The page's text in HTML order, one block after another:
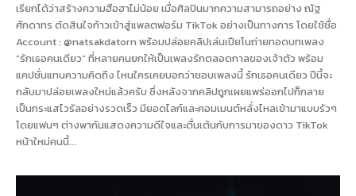
เรียกได้ว่าสร้างความฮือฮาไม่น้อย เมื่อศิลปินมากความสามารถอย่าง ณัฐ
ศักดาทร ตัดสินใจก้าวเข้าสู่แพลตฟอร์ม TikTok อย่างเป็นทางการ โดยใช้ชื่อ
Account : @natsakdatorn พร้อมปล่อยคลิปเล่นเปียโนถ่ายทอดบทเพลง
“รักเธอคนเดียว” ที่หลายคนยกให้เป็นเพลงรักตลอดกาลของเจ้าตัว พร้อม
แคปชั่นแทนความคิดถึง ไหนใครเคยบอกว่าชอบเพลงนี้ รักเธอคนเดียว ปีนี้จะ
กลับมาปล่อยเพลงใหม่แล้วครับ ซึ่งหลังจากคลิปถูกเผยแพร่ออกไปก็กลาย
เป็นกระแสไวรัลอย่างรวดเร็ว มียอดไลก์และคอมเมนต์หลั่งไหลเข้ามาแบบรัวๆ
โดยแฟนๆ ต่างพากันแสดงความดีใจและตื่นเต้นกับการมาของดาว TikTok
หน้าใหม่คนนี้...